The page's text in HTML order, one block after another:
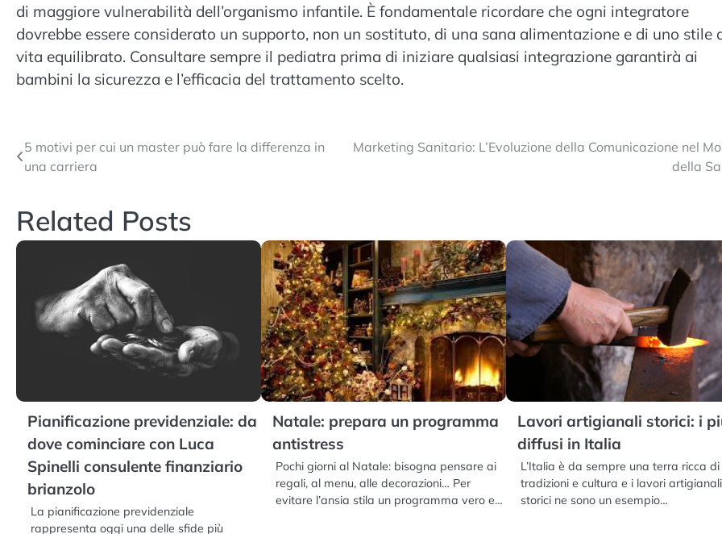
di maggiore vulnerabilità dell’organismo infantile. È fondamentale ricordare che ogni integratore
dovrebbe essere considerato un supporto, non un sostituto, di una sana alimentazione e di uno stile
vita equilibrato. Consultare sempre il pediatra prima di iniziare qualsiasi integrazione garantirà ai
bambini la sicurezza e l’efficacia del trattamento scelto.
Navigazione
5 motivi per cui un master può fare la differenza in
una carriera
Marketing Sanitario: L’Evoluzione della Comunicazione nel
della
Related Posts
Pianificazione previdenziale: da
dove cominciare con Luca
Spinelli consulente finanziario
brianzolo
La pianificazione previdenziale
rappresenta oggi una delle sfide più
Natale: prepara un programma
antistress
Pochi giorni al Natale: bisogna pensare ai
regali, al menu, alle decorazioni… Per
evitare l’ansia stila un programma vero e…
Lavori artigianali storici: i
diffusi in Italia
L’Italia è da sempre una terra ricca di
tradizioni e cultura e i lavori artigianali
storici ne sono un esempio…